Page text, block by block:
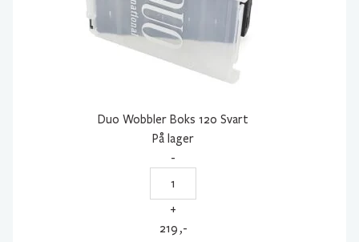
Duo Wobbler Boks 120 Svart
På lager
-
Wobbler
Boks
120
+
219,-